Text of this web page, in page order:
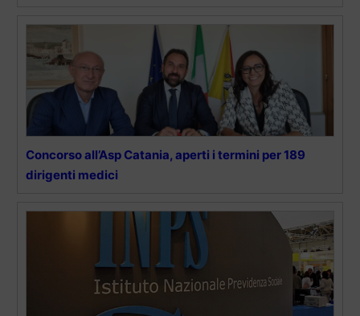
Concorso all’Asp Catania, aperti i termini per 189
dirigenti medici